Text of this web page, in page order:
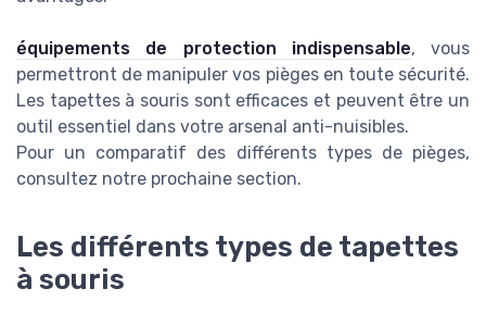
équipements de protection indispensable, vous
permettront de manipuler vos pièges en toute sécurité.
Les tapettes à souris sont efficaces et peuvent être un
outil essentiel dans votre arsenal anti-nuisibles.
Pour un comparatif des différents types de pièges,
consultez notre prochaine section.
Les différents types de tapettes
à souris